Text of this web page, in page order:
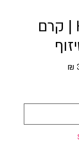
HOT FREAK | קרם